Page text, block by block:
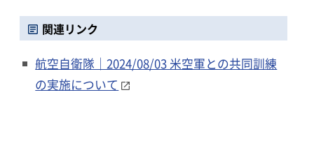
関連リンク
航空自衛隊｜2024/08/03 米空軍との共同訓練
の実施について